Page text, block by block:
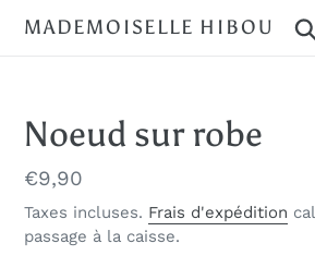
MADEMOISELLE HIBOU
Noeud sur robe
Prix
normal
€9,90
Taxes incluses. Frais d'expédition
passage à la caisse.